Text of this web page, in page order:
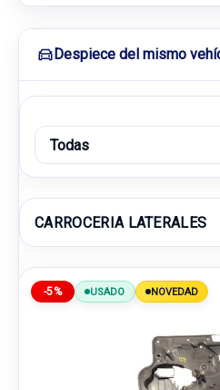
Despiece del mismo
CARROCERIA LATERALES
-5% USADO NOVEDAD